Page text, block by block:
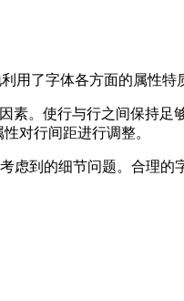
了字体各方面的属性特
素。使行与行之间保持
对行间距进行调整。
虑到的细节问题。合理的